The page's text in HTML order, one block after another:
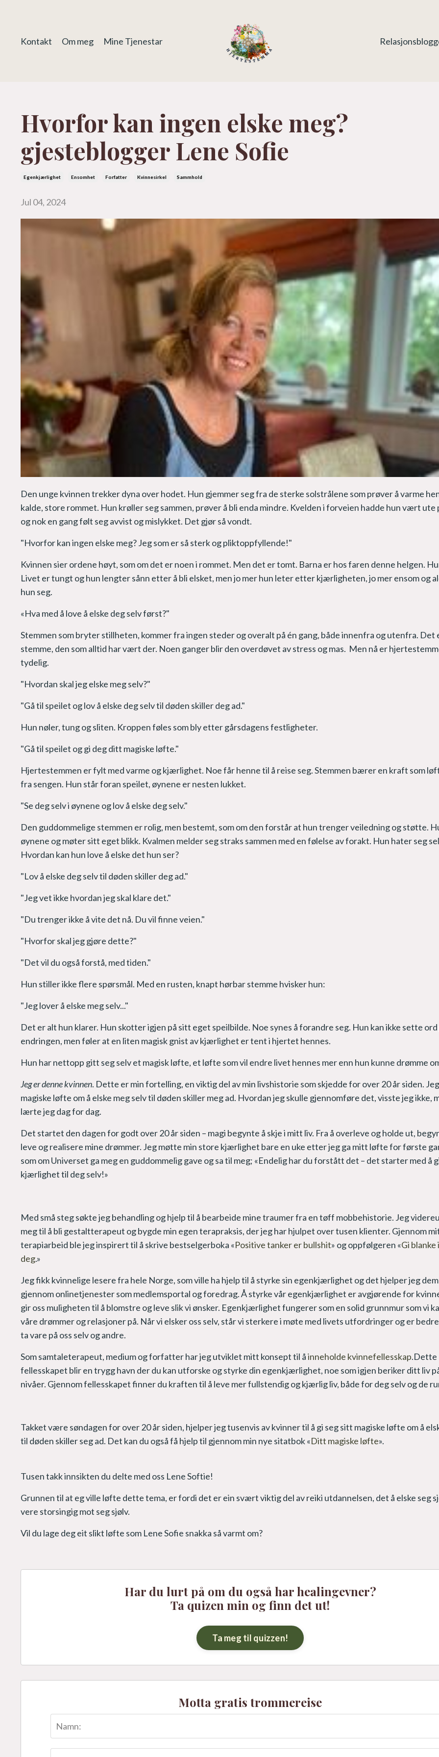
Kontakt Om meg Mine Tjenestar
Hvorfor kan ingen elske meg?
gjesteblogger Lene Sofie
Egenkjærlighet Ensomhet Forfatter Kvinnesirkel Sammhold
Jul 04, 2024
Den unge kvinnen trekker dyna over hodet. Hun gjemmer seg fra de sterke solstrålene som prøver å varme
kalde, store rommet. Hun krøller seg sammen, prøver å bli enda mindre. Kvelden i forveien hadde hun vært ute
og nok en gang følt seg avvist og mislykket. Det gjør så vondt.
"Hvorfor kan ingen elske meg? Jeg som er så sterk og pliktoppfyllende!"
Kvinnen sier ordene høyt, som om det er noen i rommet. Men det er tomt. Barna er hos faren denne helgen.
Livet er tungt og hun lengter sånn etter å bli elsket, men jo mer hun leter etter kjærligheten, jo mer ensom og
hun seg.
«Hva med å love å elske deg selv først?"
Stemmen som bryter stillheten, kommer fra ingen steder og overalt på én gang, både innenfra og utenfra. Det
stemme, den som alltid har vært der. Noen ganger blir den overdøvet av stress og mas. Men nå er
tydelig.
"Hvordan skal jeg elske meg selv?"
"Gå til speilet og lov å elske deg selv til døden skiller deg ad."
Hun nøler, tung og sliten. Kroppen føles som bly etter gårsdagens festligheter.
"Gå til speilet og gi deg ditt magiske løfte."
Hjertestemmen er fylt med varme og kjærlighet. Noe får henne til å reise seg. Stemmen bærer en kraft som
fra sengen. Hun står foran speilet, øynene er nesten lukket.
"Se deg selv i øynene og lov å elske deg selv."
Den guddommelige stemmen er rolig, men bestemt, som om den forstår at hun trenger veiledning og støtte.
øynene og møter sitt eget blikk. Kvalmen melder seg straks sammen med en følelse av forakt. Hun hater seg
Hvordan kan hun love å elske det hun ser?
"Lov å elske deg selv til døden skiller deg ad."
"Jeg vet ikke hvordan jeg skal klare det."
"Du trenger ikke å vite det nå. Du vil finne veien."
"Hvorfor skal jeg gjøre dette?"
"Det vil du også forstå, med tiden."
Hun stiller ikke flere spørsmål. Med en rusten, knapt hørbar stemme hvisker hun:
"Jeg lover å elske meg selv..."
Det er alt hun klarer. Hun skotter igjen på sitt eget speilbilde. Noe synes å forandre seg. Hun kan ikke sette ord
endringen, men føler at en liten magisk gnist av kjærlighet er tent i hjertet hennes.
Hun har nettopp gitt seg selv et magisk løfte, et løfte som vil endre livet hennes mer enn hun kunne drømme
Jeg er denne kvinnen. Dette er min fortelling, en viktig del av min livshistorie som skjedde for over 20 år siden.
magiske løfte om å elske meg selv til døden skiller meg ad. Hvordan jeg skulle gjennomføre det, visste jeg ikke,
lærte jeg dag for dag.
Det startet den dagen for godt over 20 år siden – magi begynte å skje i mitt liv. Fra å overleve og holde ut,
leve og realisere mine drømmer. Jeg møtte min store kjærlighet bare en uke etter jeg ga mitt løfte for første
som om Universet ga meg en guddommelig gave og sa til meg; «Endelig har du forstått det – det starter med å
kjærlighet til deg selv!»
Med små steg søkte jeg behandling og hjelp til å bearbeide mine traumer fra en tøff mobbehistorie. Jeg
meg til å bli gestaltterapeut og bygde min egen terapraksis, der jeg har hjulpet over tusen klienter. Gjennom
terapiarbeid ble jeg inspirert til å skrive bestselgerboka «Positive tanker er bullshit» og oppfølgeren «Gi blanke
deg.»
Jeg fikk kvinnelige lesere fra hele Norge, som ville ha hjelp til å styrke sin egenkjærlighet og det hjelper jeg
gjennom onlinetjenester som medlemsportal og foredrag. Å styrke vår egenkjærlighet er avgjørende for
gir oss muligheten til å blomstre og leve slik vi ønsker. Egenkjærlighet fungerer som en solid grunnmur som vi
våre drømmer og relasjoner på. Når vi elsker oss selv, står vi sterkere i møte med livets utfordringer og er
ta vare på oss selv og andre.
Som samtaleterapeut, medium og forfatter har jeg utviklet mitt konsept til åinneholde kvinnefellesskap.Dette
fellesskapet blir en trygg havn der du kan utforske og styrke din egenkjærlighet, noe som igjen beriker ditt liv
nivåer. Gjennom fellesskapet finner du kraften til å leve mer fullstendig og kjærlig liv, både for deg selv og de
Takket være søndagen for over 20 år siden, hjelper jeg tusenvis av kvinner til å gi seg sitt magiske løfte om å
til døden skiller seg ad. Det kan du også få hjelp til gjennom min nye sitatbok «Ditt magiske løfte».
Tusen takk innsikten du delte med oss Lene Softie!
Grunnen til at eg ville løfte dette tema, er fordi det er ein svært viktig del av reiki utdannelsen, det å elske seg
vere storsingig mot seg sjølv.
Vil du lage deg eit slikt løfte som Lene Sofie snakka så varmt om?
Har du lurt på om du også har healingevner?
Ta quizen min og finn det ut!
Ta meg til quizzen!
Motta gratis trommereise